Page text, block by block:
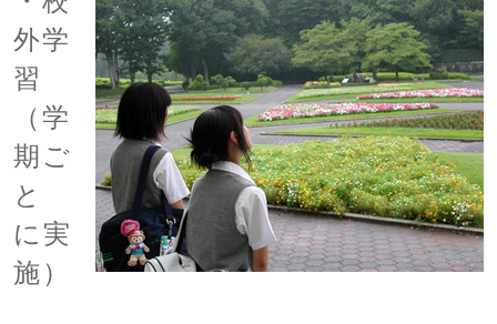
外学
習
（学
期ご
と
に実
施）